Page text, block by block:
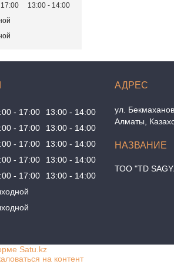
17:00 13:00
14:00
17:00 13:00
14:00
17:00 13:00
14:00
17:00 13:00
14:00
17:00 13:00
14:00
17:00 13:00
14:00
ул.
Алматы,
ТОО "TD
Satu.kz
на контент